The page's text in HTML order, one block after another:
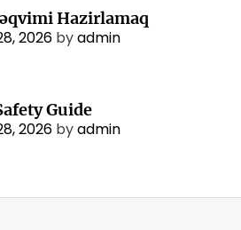
Hazirlamaq
2026 byadmin
Guide
2026 byadmin